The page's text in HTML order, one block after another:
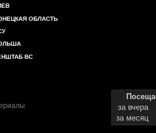
ОБЛАСТЬ
ВС
за вчера
за месяц